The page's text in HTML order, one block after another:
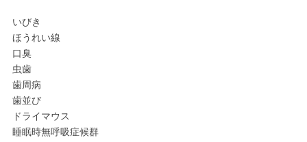
いびき
ほうれい線
口臭
虫歯
歯周病
歯並び
ドライマウス
睡眠時無呼吸症候群